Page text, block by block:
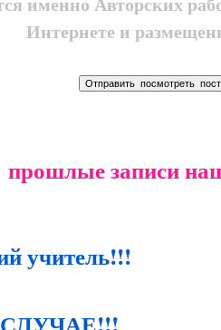
Интернете и
прошлые записи
учитель!!!